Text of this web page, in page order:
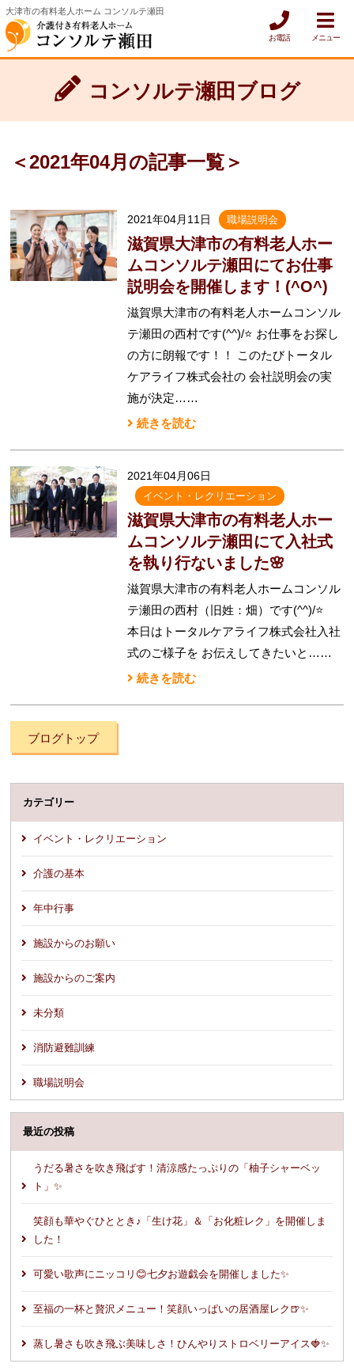
大津市の有料老人ホーム コンソルテ瀬田
お電話 メニュー
コンソルテ瀬田ブログ
＜2021年04月の記事一覧＞
2021年04月11日 職場説明会
滋賀県大津市の有料老人ホー
ムコンソルテ瀬田にてお仕事
説明会を開催します！(^O^)
滋賀県大津市の有料老人ホームコンソル
テ瀬田の西村です(^^)/⭐ お仕事をお探し
の方に朗報です！！ このたびトータル
ケアライフ株式会社の 会社説明会の実
施が決定……
続きを読む
2021年04月06日
イベント・レクリエーション
滋賀県大津市の有料老人ホー
ムコンソルテ瀬田にて入社式
を執り行ないました🌸
滋賀県大津市の有料老人ホームコンソル
テ瀬田の西村（旧姓：畑）です(^^)/⭐
本日はトータルケアライフ株式会社入社
式のご様子を お伝えしてきたいと……
続きを読む
ブログトップ
カテゴリー
イベント・レクリエーション
介護の基本
年中行事
施設からのお願い
施設からのご案内
未分類
消防避難訓練
職場説明会
最近の投稿
うだる暑さを吹き飛ばす！清涼感たっぷりの「柚子シャーベッ
ト」✨
笑顔も華やぐひととき♪「生け花」＆「お化粧レク」を開催しま
した！
可愛い歌声にニッコリ😊七夕お遊戯会を開催しました✨
至福の一杯と贅沢メニュー！笑顔いっぱいの居酒屋レク🍺✨
蒸し暑さも吹き飛ぶ美味しさ！ひんやりストロベリーアイス🍓✨